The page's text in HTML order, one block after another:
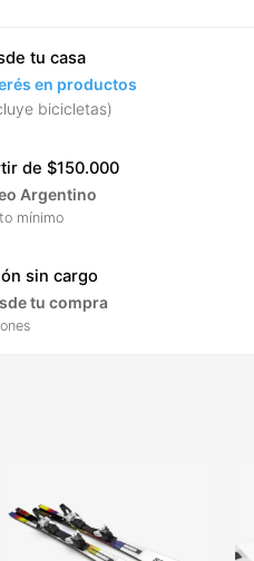
tu casa
en productos
bicicletas)
de $150.000
Argentino
mínimo
sin cargo
tu compra